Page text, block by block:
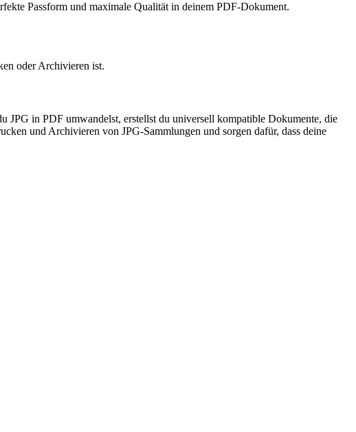
Passform und maximale Qualität in deinem PDF-Dokument.
oder Archivieren ist.
JPG in PDF umwandelst, erstellst du universell kompatible Dokumente, die
und Archivieren von JPG-Sammlungen und sorgen dafür, dass deine